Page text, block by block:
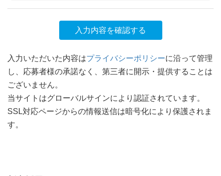
入力いただいた内容はプライバシーポリシーに沿って管理
し、応募者様の承諾なく、第三者に開示・提供することは
ございません。
当サイトはグローバルサインにより認証されています。
SSL対応ページからの情報送信は暗号化により保護されま
す。